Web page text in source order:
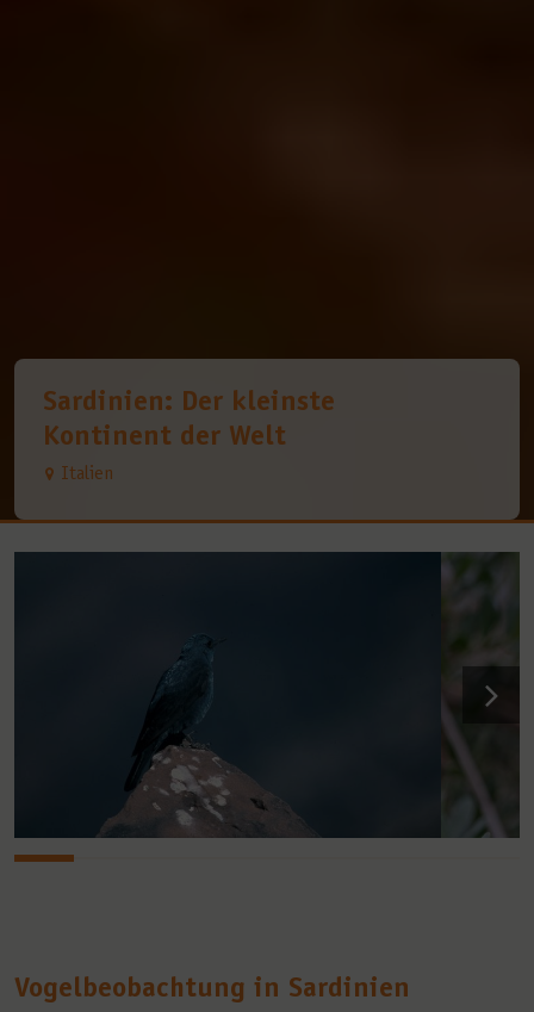
Sardinien: Der kleinste
Kontinent der Welt
Italien
Vogelbeobachtung in Sardinien